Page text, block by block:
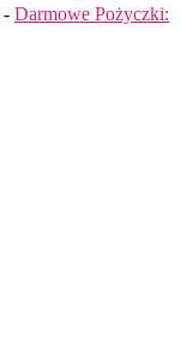
- Darmowe Pożyczki: